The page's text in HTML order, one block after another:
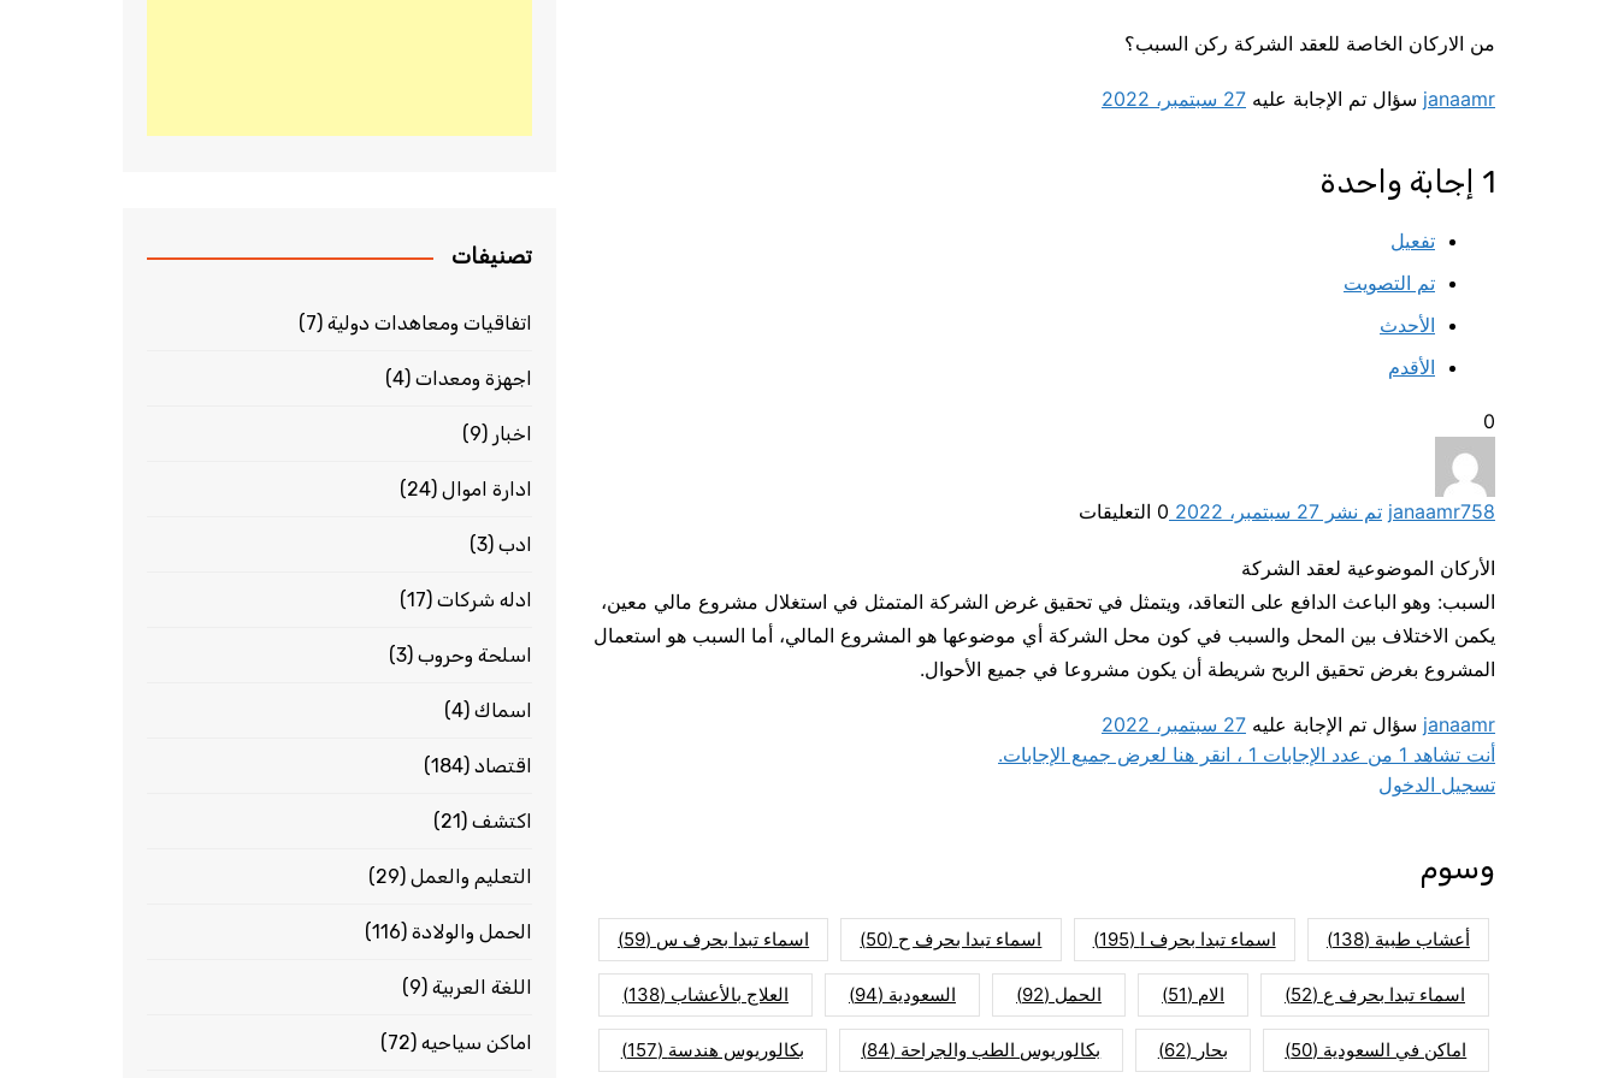
من الاركان الخاصة للعقد الشركة ركن السبب؟
janaamr سؤال تم الإجابة عليه 27 سبتمبر، 2022
1 إجابة واحدة
تفعيل
تم التصويت
الأحدث
الأقدم
0
janaamr758 تم نشر 27 سبتمبر، 2022 0 التعليقات
الأركان الموضوعية لعقد الشركة
السبب: وهو الباعث الدافع على التعاقد، ويتمثل في تحقيق غرض الشركة المتمثل في استغلال مشروع مالي معين،
يكمن الاختلاف بين المحل والسبب في كون محل الشركة أي موضوعها هو المشروع المالي، أما السبب هو استعمال
المشروع بغرض تحقيق الربح شريطة أن يكون مشروعا في جميع الأحوال.
janaamr سؤال تم الإجابة عليه 27 سبتمبر، 2022
أنت تشاهد 1 من عدد الإجابات 1 ، انقر هنا لعرض جميع الإجابات.
تسجيل الدخول
وسوم
أعشاب طبية (138) اسماء تبدا بحرف ا (195) اسماء تبدا بحرف ح (50) اسماء تبدا بحرف س (59)
اسماء تبدا بحرف ع (52) الام (51) الحمل (92) السعودية (94) العلاج بالأعشاب (138)
اماكن في السعودية (50) بحار (62) بكالوريوس الطب والجراحة (84) بكالوريوس هندسة (157)
تصنيفات
اتفاقيات ومعاهدات دولية (7)
اجهزة ومعدات (4)
اخبار (9)
ادارة اموال (24)
ادب (3)
ادله شركات (17)
اسلحة وحروب (3)
اسماك (4)
اقتصاد (184)
اكتشف (21)
التعليم والعمل (29)
الحمل والولادة (116)
اللغة العربية (9)
اماكن سياحيه (72)